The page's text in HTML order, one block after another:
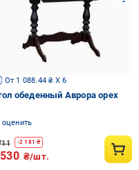
От 1 088.44 ₴ X 6
обеденный Аврора орех
оценить
-2 181 ₴
₴/шт.